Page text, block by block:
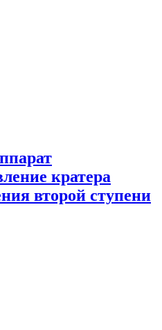
кратера
второй ступени